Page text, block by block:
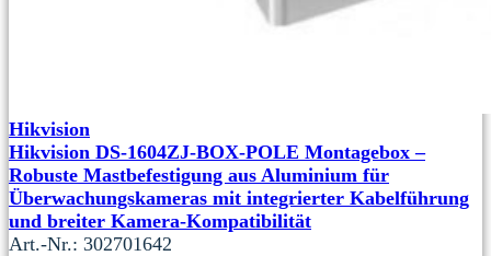
Hikvision
Hikvision DS-1604ZJ-BOX-POLE Montagebox –
Robuste Mastbefestigung aus Aluminium für
Überwachungskameras mit integrierter Kabelführung
und breiter Kamera-Kompatibilität
Art.-Nr.: 302701642